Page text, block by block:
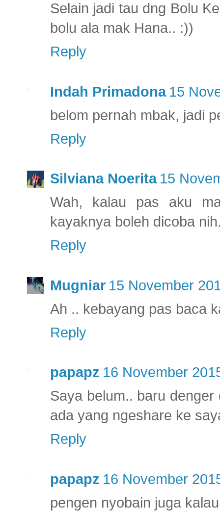
Selain jadi tau dng Bolu
bolu ala mak Hana.. :))
Reply
Indah Primadona 15
belom pernah mbak, jadi
Reply
Silviana Noerita 15
Wah, kalau pas aku
kayaknya boleh dicoba
Reply
Mugniar 15 November
Ah .. kebayang pas baca
Reply
papapz 16 November
Saya belum.. baru
ada yang ngeshare ke
Reply
papapz 16 November
pengen nyobain juga